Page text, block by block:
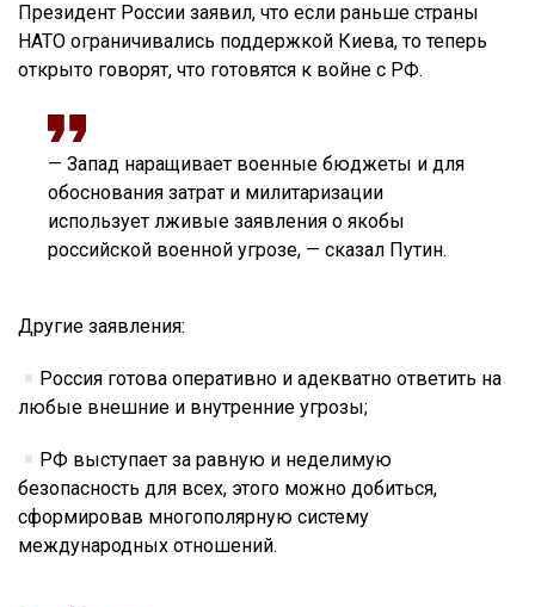
Президент России заявил, что если раньше страны
НАТО ограничивались поддержкой Киева, то теперь
открыто говорят, что готовятся к войне с РФ.
— Запад наращивает военные бюджеты и для
обоснования затрат и милитаризации
использует лживые заявления о якобы
российской военной угрозе, — сказал Путин.
Другие заявления:
Россия готова оперативно и адекватно ответить на
любые внешние и внутренние угрозы;
РФ выступает за равную и неделимую
безопасность для всех, этого можно добиться,
сформировав многополярную систему
международных отношений.